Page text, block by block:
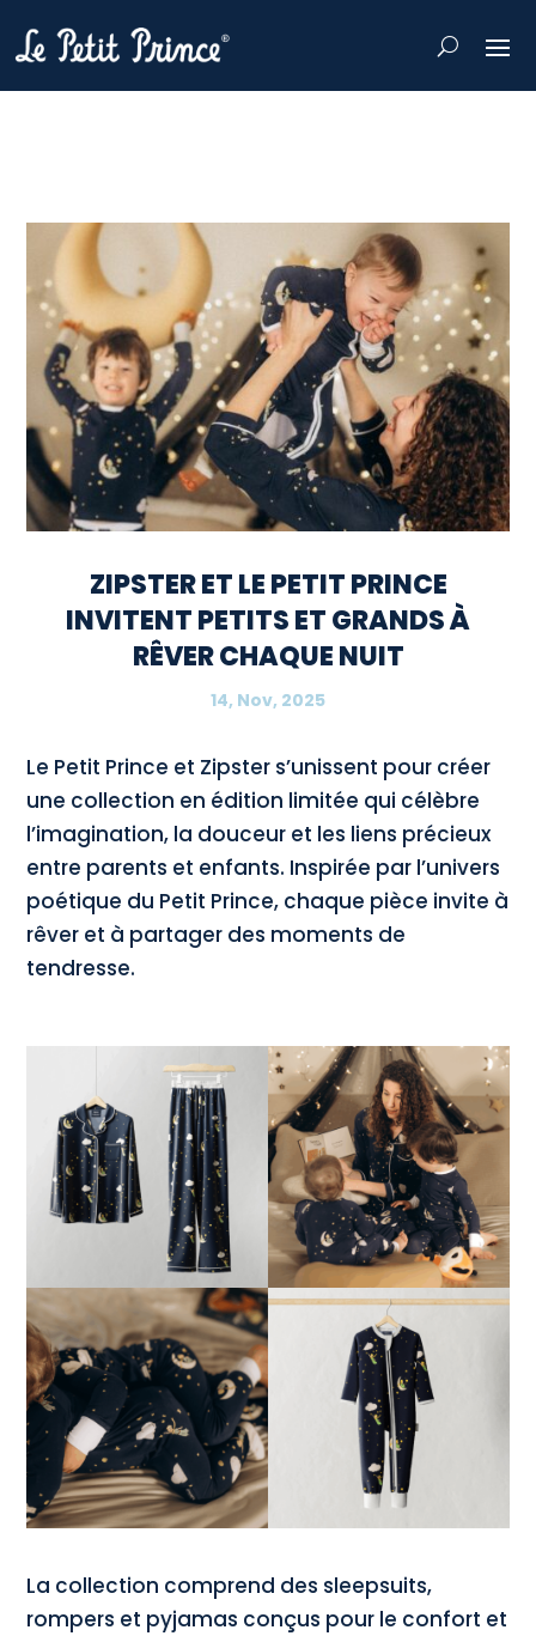
ZIPSTER ET LE PETIT PRINCE
INVITENT PETITS ET GRANDS À
RÊVER CHAQUE NUIT
14, Nov, 2025
Le Petit Prince et Zipster s’unissent pour créer
une collection en édition limitée qui célèbre
l’imagination, la douceur et les liens précieux
entre parents et enfants. Inspirée par l’univers
poétique du Petit Prince, chaque pièce invite à
rêver et à partager des moments de
tendresse.
La collection comprend des sleepsuits,
rompers et pyjamas conçus pour le confort et